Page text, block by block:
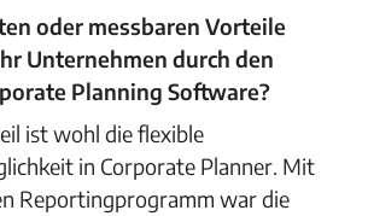
oder messbaren Vorteile
Unternehmen durch den
Planning Software?
ist wohl die flexible
in Corporate Planner. Mit
Reportingprogramm war die